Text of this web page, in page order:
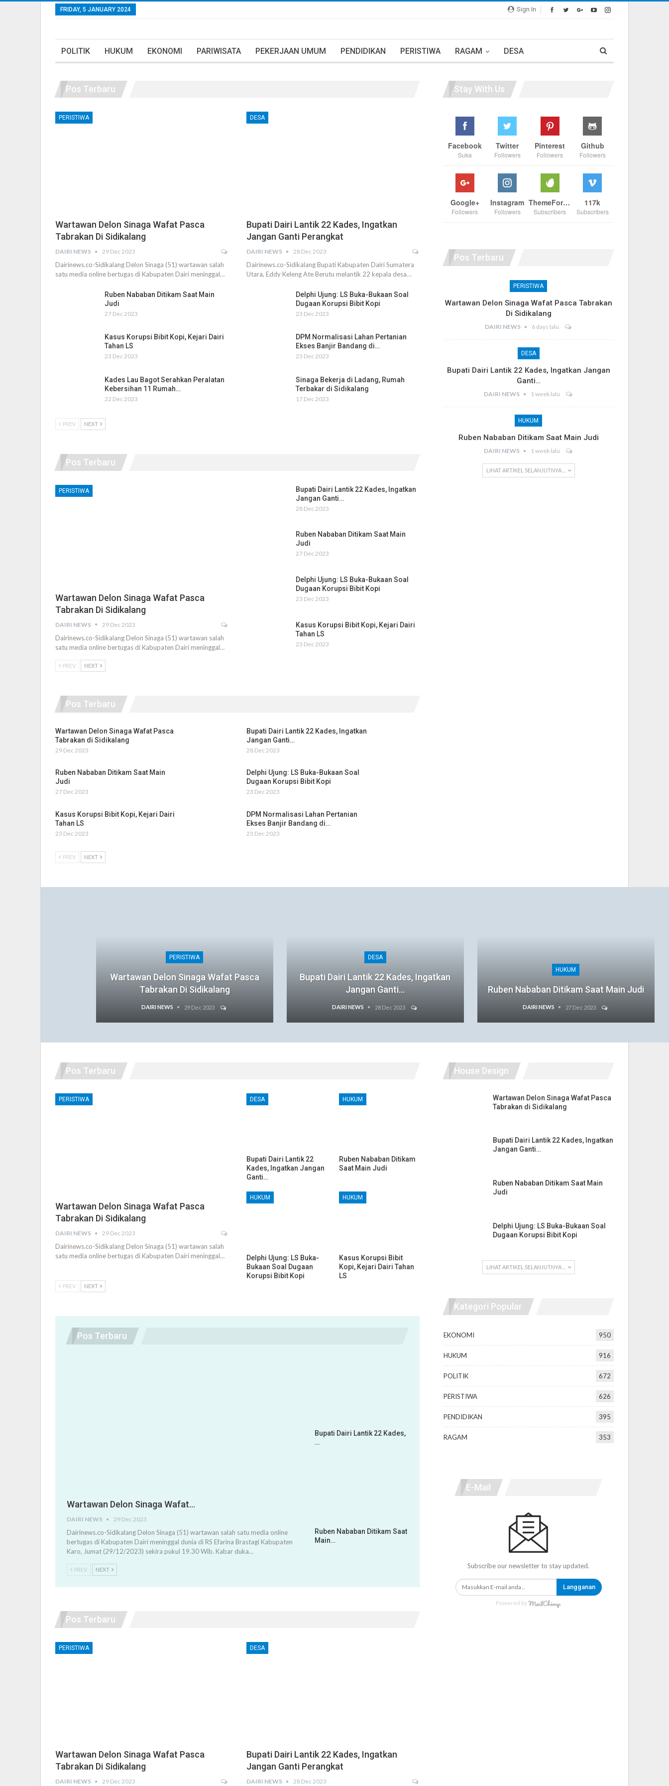
Sign In
FRIDAY, 5 JANUARY 2024
POLITIK HUKUM EKONOMI PARIWISATA PEKERJAAN UMUM PENDIDIKAN PERISTIWA RAGAM DESA
Pos Terbaru
PERISTIWA
Wartawan Delon Sinaga Wafat Pasca
Tabrakan Di Sidikalang
DAIRI NEWS 29 Dec 2023
Dairinews.co-Sidikalang Delon Sinaga (51) wartawan salah
satu media online bertugas di Kabupaten Dairi meninggal…
DESA
Bupati Dairi Lantik 22 Kades, Ingatkan
Jangan Ganti Perangkat
DAIRI NEWS 28 Dec 2023
Dairinews.co-Sidikalang Bupati Kabupaten Dairi Sumatera
Utara, Eddy Keleng Ate Berutu melantik 22 kepala desa…
Ruben Nababan Ditikam Saat Main
Judi
27 Dec 2023
Delphi Ujung: LS Buka-Bukaan Soal
Dugaan Korupsi Bibit Kopi
23 Dec 2023
Kasus Korupsi Bibit Kopi, Kejari Dairi
Tahan LS
23 Dec 2023
DPM Normalisasi Lahan Pertanian
Ekses Banjir Bandang di…
23 Dec 2023
Kades Lau Bagot Serahkan Peralatan
Kebersihan 11 Rumah…
22 Dec 2023
Sinaga Bekerja di Ladang, Rumah
Terbakar di Sidikalang
17 Dec 2023
PREV NEXT
Pos Terbaru
PERISTIWA
Wartawan Delon Sinaga Wafat Pasca
Tabrakan Di Sidikalang
DAIRI NEWS 29 Dec 2023
Dairinews.co-Sidikalang Delon Sinaga (51) wartawan salah
satu media online bertugas di Kabupaten Dairi meninggal…
Bupati Dairi Lantik 22 Kades, Ingatkan
Jangan Ganti…
28 Dec 2023
Ruben Nababan Ditikam Saat Main
Judi
27 Dec 2023
Delphi Ujung: LS Buka-Bukaan Soal
Dugaan Korupsi Bibit Kopi
23 Dec 2023
Kasus Korupsi Bibit Kopi, Kejari Dairi
Tahan LS
23 Dec 2023
PREV NEXT
Pos Terbaru
Wartawan Delon Sinaga Wafat Pasca
Tabrakan di Sidikalang
29 Dec 2023
Bupati Dairi Lantik 22 Kades, Ingatkan
Jangan Ganti…
28 Dec 2023
Ruben Nababan Ditikam Saat Main
Judi
27 Dec 2023
Delphi Ujung: LS Buka-Bukaan Soal
Dugaan Korupsi Bibit Kopi
23 Dec 2023
Kasus Korupsi Bibit Kopi, Kejari Dairi
Tahan LS
23 Dec 2023
DPM Normalisasi Lahan Pertanian
Ekses Banjir Bandang di…
23 Dec 2023
PREV NEXT
Stay With Us
Facebook
Suka
Twitter
Followers
Pinterest
Followers
Github
Followers
Google+
Followers
Instagram
Followers
ThemeForest
Subscribers
117k
Subscribers
Pos Terbaru
PERISTIWA
Wartawan Delon Sinaga Wafat Pasca Tabrakan
Di Sidikalang
DAIRI NEWS 6 days lalu
DESA
Bupati Dairi Lantik 22 Kades, Ingatkan Jangan
Ganti…
DAIRI NEWS 1 week lalu
HUKUM
Ruben Nababan Ditikam Saat Main Judi
DAIRI NEWS 1 week lalu
LIHAT ARTIKEL SELANJUTNYA ...
PERISTIWA
Wartawan Delon Sinaga Wafat Pasca
Tabrakan Di Sidikalang
DAIRI NEWS 29 Dec 2023
DESA
Bupati Dairi Lantik 22 Kades, Ingatkan
Jangan Ganti…
DAIRI NEWS 28 Dec 2023
HUKUM
Ruben Nababan Ditikam Saat Main Judi
DAIRI NEWS 27 Dec 2023
Pos Terbaru
PERISTIWA
Wartawan Delon Sinaga Wafat Pasca
Tabrakan Di Sidikalang
DAIRI NEWS 29 Dec 2023
Dairinews.co-Sidikalang Delon Sinaga (51) wartawan salah
satu media online bertugas di Kabupaten Dairi meninggal…
DESA
Bupati Dairi Lantik 22
Kades, Ingatkan Jangan
Ganti…
HUKUM
Ruben Nababan Ditikam
Saat Main Judi
HUKUM
Delphi Ujung: LS Buka-
Bukaan Soal Dugaan
Korupsi Bibit Kopi
HUKUM
Kasus Korupsi Bibit
Kopi, Kejari Dairi Tahan
LS
PREV NEXT
Pos Terbaru
Wartawan Delon Sinaga Wafat…
DAIRI NEWS 29 Dec 2023
Dairinews.co-Sidikalang Delon Sinaga (51) wartawan salah satu media online
bertugas di Kabupaten Dairi meninggal dunia di RS Efarina Brastagi Kabupaten
Karo, Jumat (29/12/2023) sekira pukul 19.30 Wib. Kabar duka…
Bupati Dairi Lantik 22 Kades,
…
Ruben Nababan Ditikam Saat
Main…
PREV NEXT
Pos Terbaru
PERISTIWA
Wartawan Delon Sinaga Wafat Pasca
Tabrakan Di Sidikalang
DAIRI NEWS 29 Dec 2023
DESA
Bupati Dairi Lantik 22 Kades, Ingatkan
Jangan Ganti Perangkat
DAIRI NEWS 28 Dec 2023
House Design
Wartawan Delon Sinaga Wafat Pasca
Tabrakan di Sidikalang
Bupati Dairi Lantik 22 Kades, Ingatkan
Jangan Ganti…
Ruben Nababan Ditikam Saat Main
Judi
Delphi Ujung: LS Buka-Bukaan Soal
Dugaan Korupsi Bibit Kopi
LIHAT ARTIKEL SELANJUTNYA ...
Kategori Popular
EKONOMI 950
HUKUM 916
POLITIK 672
PERISTIWA 626
PENDIDIKAN 395
RAGAM 353
E-Mail
Subscribe our newsletter to stay updated.
Langganan
Powered by